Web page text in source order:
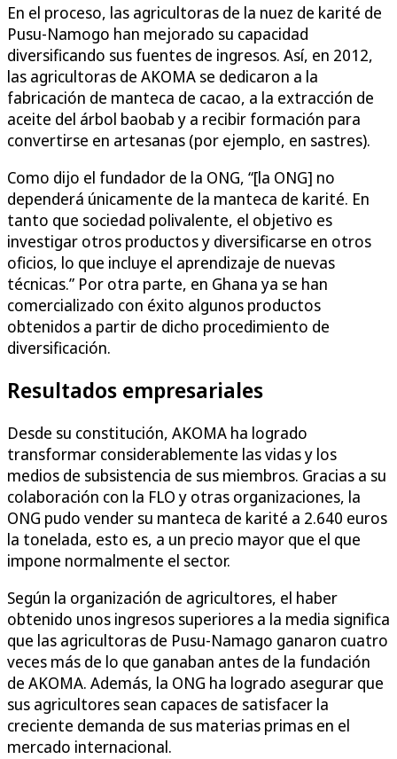
En el proceso, las agricultoras de la nuez de karité de
Pusu-Namogo han mejorado su capacidad
diversificando sus fuentes de ingresos. Así, en 2012,
las agricultoras de AKOMA se dedicaron a la
fabricación de manteca de cacao, a la extracción de
aceite del árbol baobab y a recibir formación para
convertirse en artesanas (por ejemplo, en sastres).
Como dijo el fundador de la ONG, “[la ONG] no
dependerá únicamente de la manteca de karité. En
tanto que sociedad polivalente, el objetivo es
investigar otros productos y diversificarse en otros
oficios, lo que incluye el aprendizaje de nuevas
técnicas.” Por otra parte, en Ghana ya se han
comercializado con éxito algunos productos
obtenidos a partir de dicho procedimiento de
diversificación.
Resultados empresariales
Desde su constitución, AKOMA ha logrado
transformar considerablemente las vidas y los
medios de subsistencia de sus miembros. Gracias a su
colaboración con la FLO y otras organizaciones, la
ONG pudo vender su manteca de karité a 2.640 euros
la tonelada, esto es, a un precio mayor que el que
impone normalmente el sector.
Según la organización de agricultores, el haber
obtenido unos ingresos superiores a la media significa
que las agricultoras de Pusu-Namago ganaron cuatro
veces más de lo que ganaban antes de la fundación
de AKOMA. Además, la ONG ha logrado asegurar que
sus agricultores sean capaces de satisfacer la
creciente demanda de sus materias primas en el
mercado internacional.